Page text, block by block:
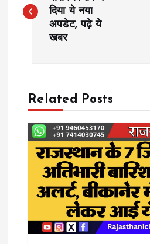
n
a
v
a
दिया ये नया
अपडेट, पढ़े ये
खबर
Related Posts